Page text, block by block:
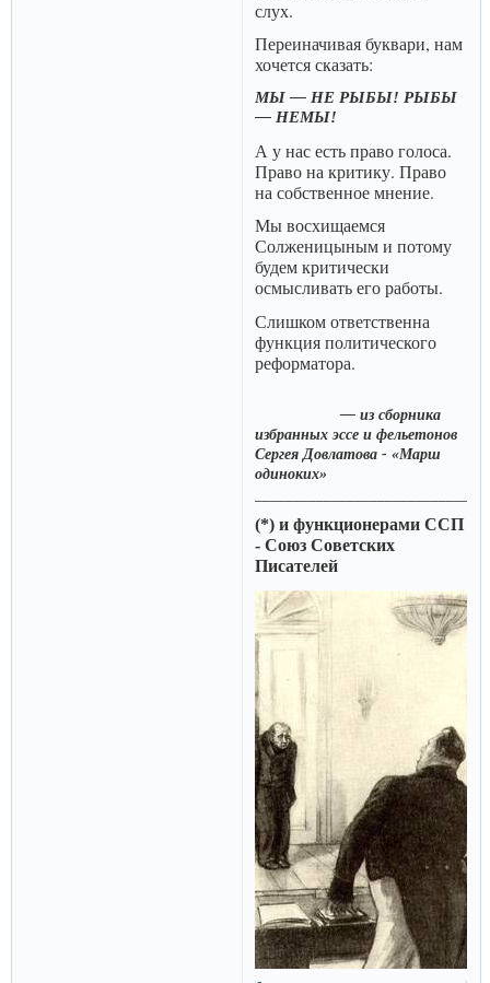
слух.
Переиначивая буквари, нам
хочется сказать:
МЫ — НЕ РЫБЫ! РЫБЫ
— НЕМЫ!
А у нас есть право голоса.
Право на критику. Право
на собственное мнение.
Мы восхищаемся
Солженицыным и потому
будем критически
осмысливать его работы.
Слишком ответственна
функция политического
реформатора.
— из сборника
избранных эссе и фельетонов
Сергея Довлатова - «Марш
одиноких»
(*) и функционерами ССП
- Союз Советских
Писателей